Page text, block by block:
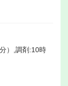
）,調剤:10時